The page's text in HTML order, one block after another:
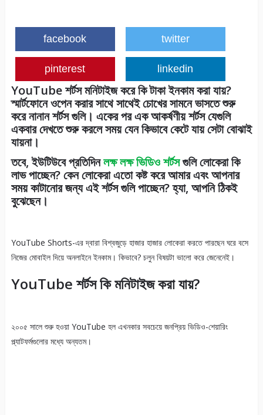
facebook twitter
pinterest linkedin
YouTube শর্টস মনিটাইজ করে কি টাকা ইনকাম করা যায়?
স্মার্টফোনে ওপেন করার সাথে সাথেই চোখের সামনে ভাসতে শুরু
করে নানান শর্টস গুলি। একের পর এক আকর্ষণীয় শর্টস যেগুলি
একবার দেখতে শুরু করলে সময় যেন কিভাবে কেটে যায় সেটা বোঝাই
যায়না।
তবে, ইউটিউবে প্রতিদিনলক্ষ লক্ষ ভিডিও শর্টসগুলি লোকেরা কি
লাভ পাচ্ছেন? কেন লোকেরা এতো কষ্ট করে আমার এবং আপনার
সময় কাটানোর জন্য এই শর্টস গুলি পাচ্ছেন? হ্যা, আপনি ঠিকই
বুঝেছেন।
YouTube Shorts-এর দ্বারা বিশ্বজুড়ে হাজার হাজার লোকেরা করতে পারছেন ঘরে বসে
নিজের মোবাইল দিয়ে অনলাইনে ইনকাম। কিভাবে? চলুন বিষয়টা ভালো করে জেনেনেই।
YouTube শর্টস কি মনিটাইজ করা যায়?
২০০৫ সালে শুরু হওয়া YouTube হল এখনকার সবচেয়ে জনপ্রিয় ভিডিও-শেয়ারিং
প্ল্যাটফর্মগুলোর মধ্যে অন্যতম।